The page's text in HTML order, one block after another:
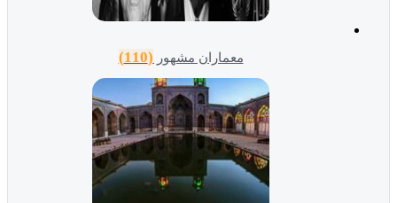
معماران مشهور (110)